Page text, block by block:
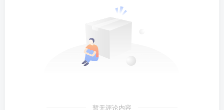
暂无评论内容